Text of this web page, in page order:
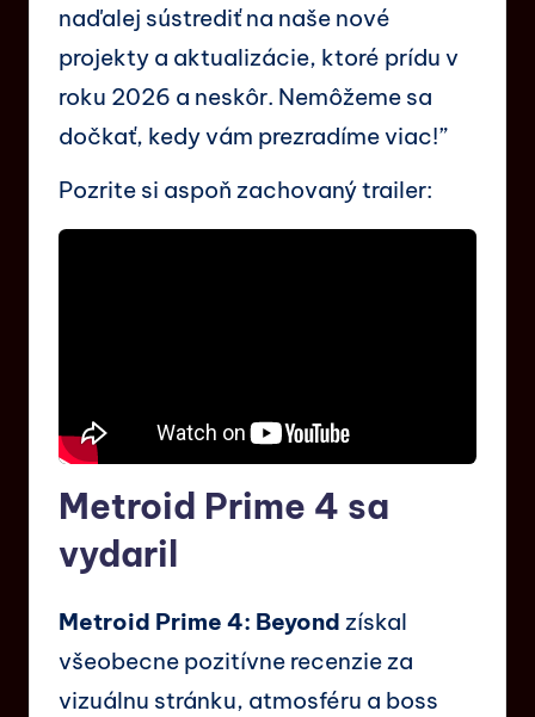
naďalej sústrediť na naše nové
projekty a aktualizácie, ktoré prídu v
roku 2026 a neskôr. Nemôžeme sa
dočkať, kedy vám prezradíme viac!”
Pozrite si aspoň zachovaný trailer:
Metroid Prime 4 sa
vydaril
Metroid Prime 4: Beyond získal
všeobecne pozitívne recenzie za
vizuálnu stránku, atmosféru a boss